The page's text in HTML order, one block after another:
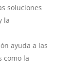
soluciones
la
ayuda a las
como la